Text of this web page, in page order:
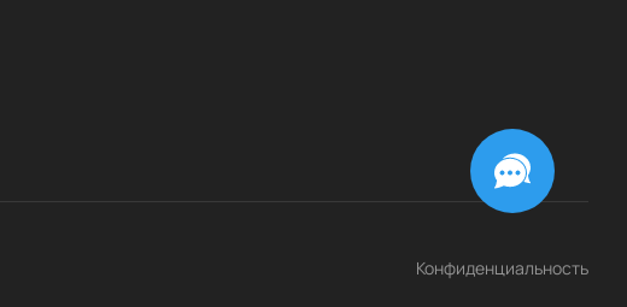
Конфиденциальность